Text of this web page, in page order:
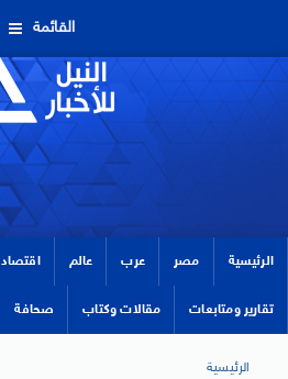
القائمة
الرئيسية مصر عرب عالم اقتصاد
تقارير ومتابعات مقالات وكتاب صحافة
الرئيسية